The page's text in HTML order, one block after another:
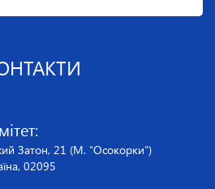
Затон, 21 (М. "Осокорки")
02095